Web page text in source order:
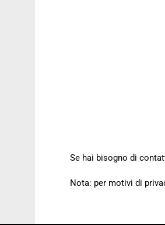
Se hai bisogno di
Nota: per motivi di